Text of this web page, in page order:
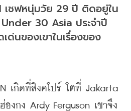
เชฟหนุ่มวัย 29 ปี ติดอยู่ใน
30 Asia ประจำปี
ด่นของเขาในเรื่องของ
เกิดที่สิงคโปร์ โตที่ Jakarta
งกง Ardy Ferguson เขาจึง